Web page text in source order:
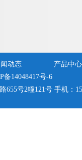
动态
产品中心
备14048417号-6
号2幢121号 手机：